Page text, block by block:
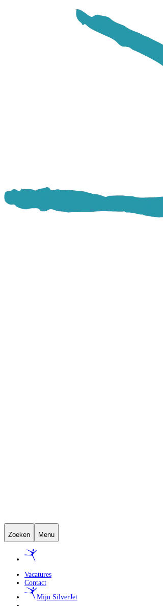
Zoeken Menu
Vacatures
Contact
Mijn SilverJet